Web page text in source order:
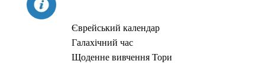
Єврейський календар
Галахічний час
Щоденне вивчення Тори